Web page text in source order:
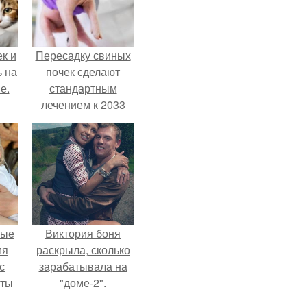
и
на
Пересадку свиных
почек сделают
стандартным
лечением к 2033
году в Японии.
Виктория боня
раскрыла, сколько
зарабатывала на
"доме-2".